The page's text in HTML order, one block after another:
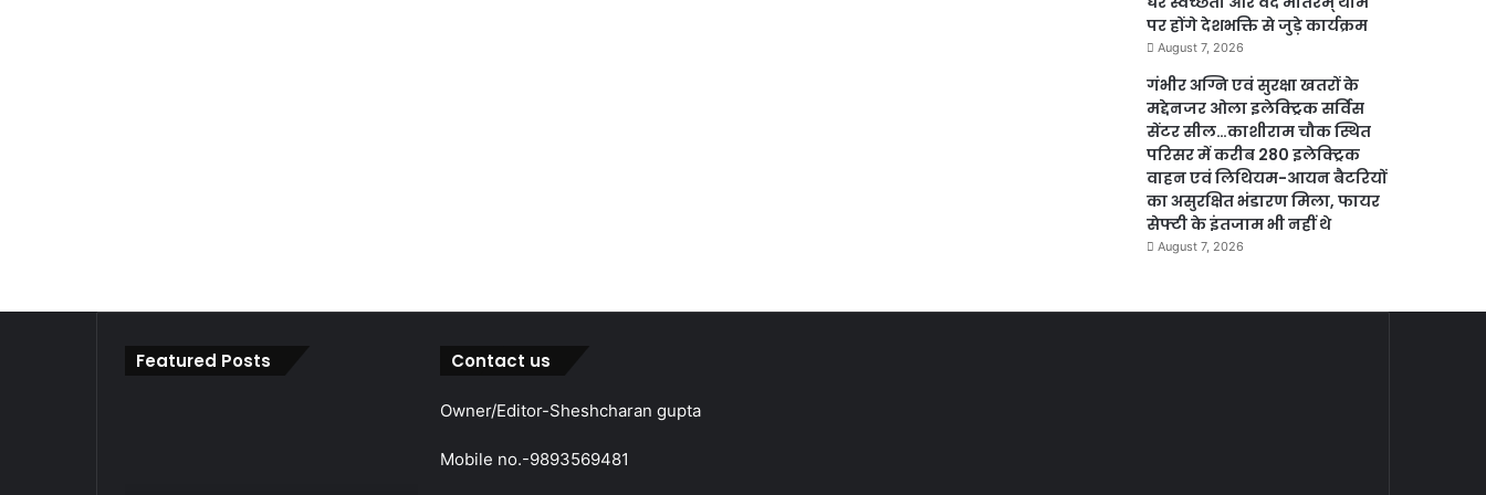
पर होंगे देशभक्ति से जुड़े कार्यक्रम
August 7, 2026
गंभीर अग्नि एवं सुरक्षा खतरों के
मद्देनजर ओला इलेक्ट्रिक सर्विस
सेंटर सील…काशीराम चौक स्थित
परिसर में करीब 280 इलेक्ट्रिक
वाहन एवं लिथियम-आयन बैटरियों
का असुरक्षित भंडारण मिला, फायर
सेफ्टी के इंतजाम भी नहीं थे
August 7, 2026
Featured Posts Contact us
Owner/Editor-Sheshcharan gupta
Mobile no.-9893569481